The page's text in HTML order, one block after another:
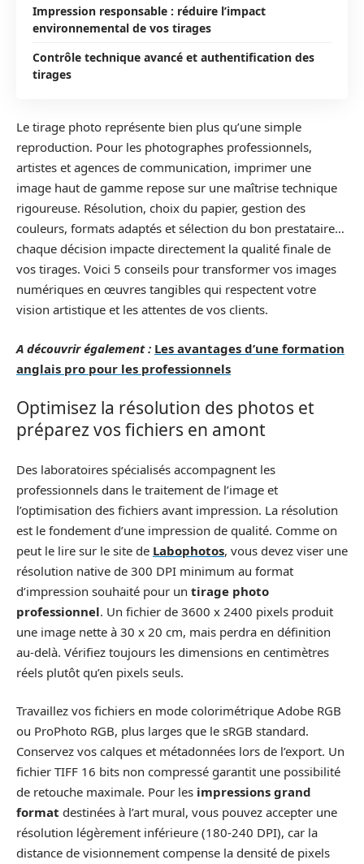
Impression responsable : réduire l’impact
environnemental de vos tirages
Contrôle technique avancé et authentification des
tirages
Le tirage photo représente bien plus qu’une simple
reproduction. Pour les photographes professionnels,
artistes et agences de communication, imprimer une
image haut de gamme repose sur une maîtrise technique
rigoureuse. Résolution, choix du papier, gestion des
couleurs, formats adaptés et sélection du bon prestataire…
chaque décision impacte directement la qualité finale de
vos tirages. Voici 5 conseils pour transformer vos images
numériques en œuvres tangibles qui respectent votre
vision artistique et les attentes de vos clients.
A découvrir également : Les avantages d’une formation
anglais pro pour les professionnels
Optimisez la résolution des photos et
préparez vos fichiers en amont
Des laboratoires spécialisés accompagnent les
professionnels dans le traitement de l’image et
l’optimisation des fichiers avant impression. La résolution
est le fondement d’une impression de qualité. Comme on
peut le lire sur le site de Labophotos, vous devez viser une
résolution native de 300 DPI minimum au format
d’impression souhaité pour un tirage photo
professionnel. Un fichier de 3600 x 2400 pixels produit
une image nette à 30 x 20 cm, mais perdra en définition
au-delà. Vérifiez toujours les dimensions en centimètres
réels plutôt qu’en pixels seuls.
Travaillez vos fichiers en mode colorimétrique Adobe RGB
ou ProPhoto RGB, plus larges que le sRGB standard.
Conservez vos calques et métadonnées lors de l’export. Un
fichier TIFF 16 bits non compressé garantit une possibilité
de retouche maximale. Pour les impressions grand
format destinées à l’art mural, vous pouvez accepter une
résolution légèrement inférieure (180-240 DPI), car la
distance de visionnement compense la densité de pixels